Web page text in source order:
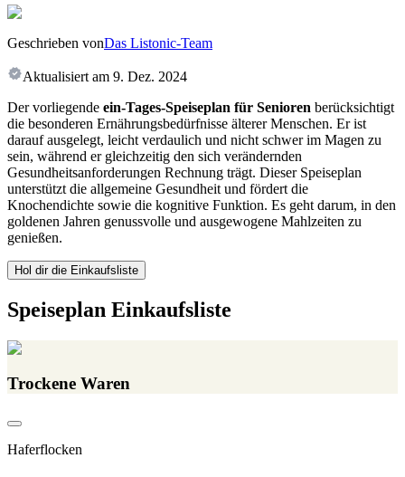
Geschrieben vonDas Listonic-Team
Aktualisiert am 9. Dez. 2024
Der vorliegende ein-Tages-Speiseplan für Senioren berücksichtigt
die besonderen Ernährungsbedürfnisse älterer Menschen. Er ist
darauf ausgelegt, leicht verdaulich und nicht schwer im Magen zu
sein, während er gleichzeitig den sich verändernden
Gesundheitsanforderungen Rechnung trägt. Dieser Speiseplan
unterstützt die allgemeine Gesundheit und fördert die
Knochendichte sowie die kognitive Funktion. Es geht darum, in den
goldenen Jahren genussvolle und ausgewogene Mahlzeiten zu
genießen.
Hol dir die Einkaufsliste
Speiseplan Einkaufsliste
Trockene Waren
Haferflocken